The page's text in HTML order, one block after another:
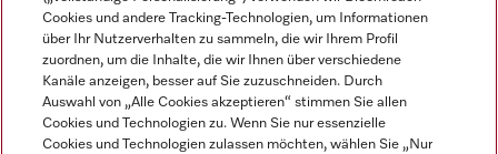
Cookies und andere Tracking-Technologien, um Informationen
über Ihr Nutzerverhalten zu sammeln, die wir Ihrem Profil
zuordnen, um die Inhalte, die wir Ihnen über verschiedene
Kanäle anzeigen, besser auf Sie zuzuschneiden. Durch
Auswahl von „Alle Cookies akzeptieren“ stimmen Sie allen
Cookies und Technologien zu. Wenn Sie nur essenzielle
Cookies und Technologien zulassen möchten, wählen Sie „Nur